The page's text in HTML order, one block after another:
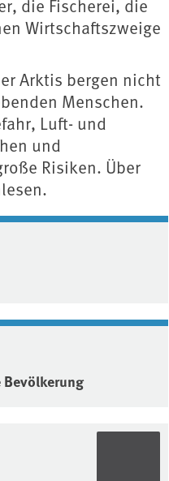
die Fischerei, die
Wirtschaftszweige
Arktis bergen nicht
Menschen.
Luft- und
und
Risiken. Über